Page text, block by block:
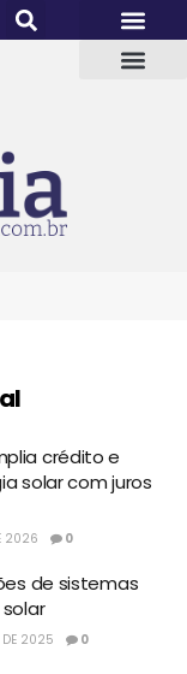
crédito e
solar com juros
2026 0
de sistemas
DE 2025 0